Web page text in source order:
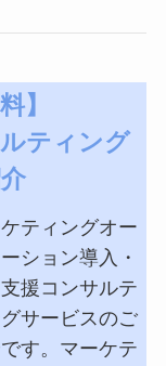
】
ティング
ティングオー
ーション導入・
援コンサルテ
グサービスのご
す。マーケテ